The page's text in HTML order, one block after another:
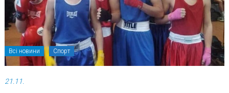
Всі новини Спорт
21.11.